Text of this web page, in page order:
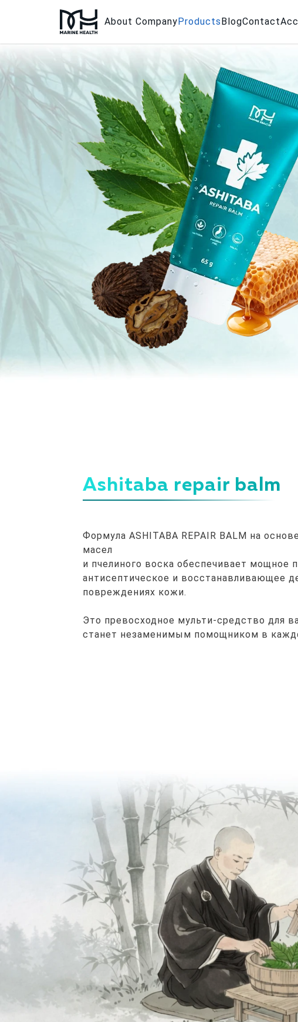
About CompanyProductsBlogContact
Ashitaba repair balm
Формула ASHITABA REPAIR BALM на
масел
и пчелиного воска обеспечивает мощное
антисептическое и восстанавливающее
повреждениях кожи.
Это превосходное мульти-средство для
станет незаменимым помощником в